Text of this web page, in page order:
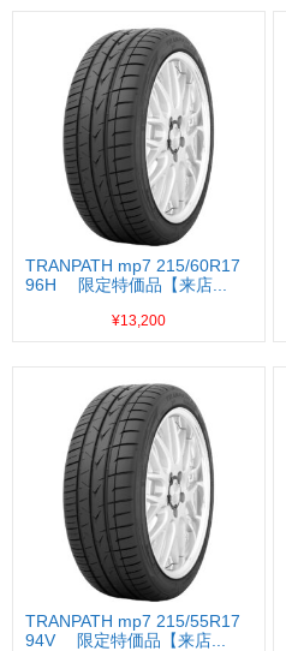
TRANPATH mp7 215/60R17
96H 限定特価品【来店...
¥13,200
TRANPATH mp7 215/55R17
94V 限定特価品【来店...